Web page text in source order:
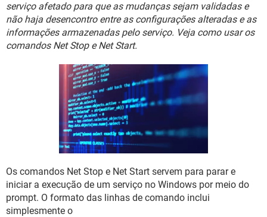
INSTAGRAM GMAIL
GUIA DE COMPRAS
OUTLOOK EXCEL
INSTAGRAM GMAIL
serviço afetado para que as mudanças sejam validadas e
não haja desencontro entre as configurações alteradas e as
informações armazenadas pelo serviço. Veja como usar os
comandos Net Stop e Net Start.
Os comandos Net Stop e Net Start servem para parar e
iniciar a execução de um serviço no Windows por meio do
prompt. O formato das linhas de comando inclui
simplesmente o